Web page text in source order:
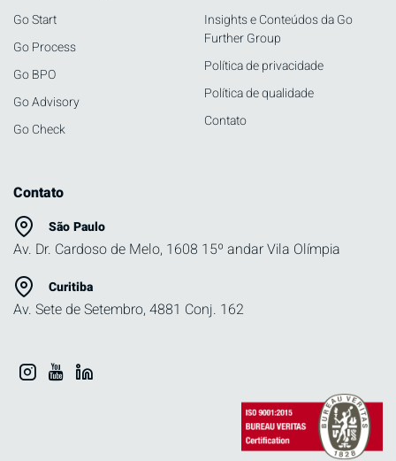
Go Start
Go Process
Go BPO
Go Advisory
Go Check
Insights e Conteúdos da Go
Further Group
Política de privacidade
Política de qualidade
Contato
Contato
São Paulo
Av. Dr. Cardoso de Melo, 1608 15º andar Vila Olímpia
Curitiba
Av. Sete de Setembro, 4881 Conj. 162